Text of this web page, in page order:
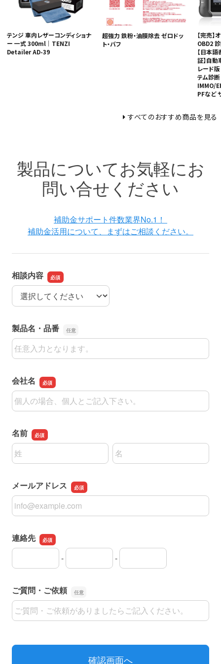
テンジ 車内レザーコンディショナ
ー 一式 300ml｜TENZI
Detailer AD-39
超強力 鉄粉・油膜除去 ゼロドッ
ト・バフ
【完売
OBD2
【日本
証】自動
レード
テム診
IMMO/
PFなど
すべてのおすすめ商品を見る